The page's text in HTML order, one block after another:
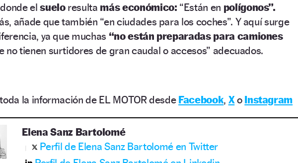
elsuelo resulta más económico: “Están en polígonos”.
añade que también “en ciudades para los coches”. Y aquí surge
ya que muchas “no están preparadas para camiones
no tienen surtidores de gran caudal o accesos” adecuados.
la información de EL MOTOR desde Facebook, Xo Instagram
Elena Sanz Bartolomé
Perfil de Elena Sanz Bartolomé en Twitter